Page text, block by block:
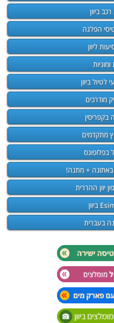
ביוון
הפלגה
ליוון
לטיול ביוון
מודרכים
מתקדמים
בפלופונס
באתונה + מתנה!
יוון ההררית
בעברית